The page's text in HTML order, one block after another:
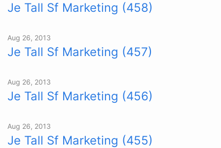
Je Tall Sf Marketing (458)
Aug 26, 2013
Je Tall Sf Marketing (457)
Aug 26, 2013
Je Tall Sf Marketing (456)
Aug 26, 2013
Je Tall Sf Marketing (455)